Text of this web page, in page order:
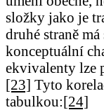
složky jako je
druhé straně
konceptuální
ekvivalenty lze
[23] Tyto
tabulkou:[24]